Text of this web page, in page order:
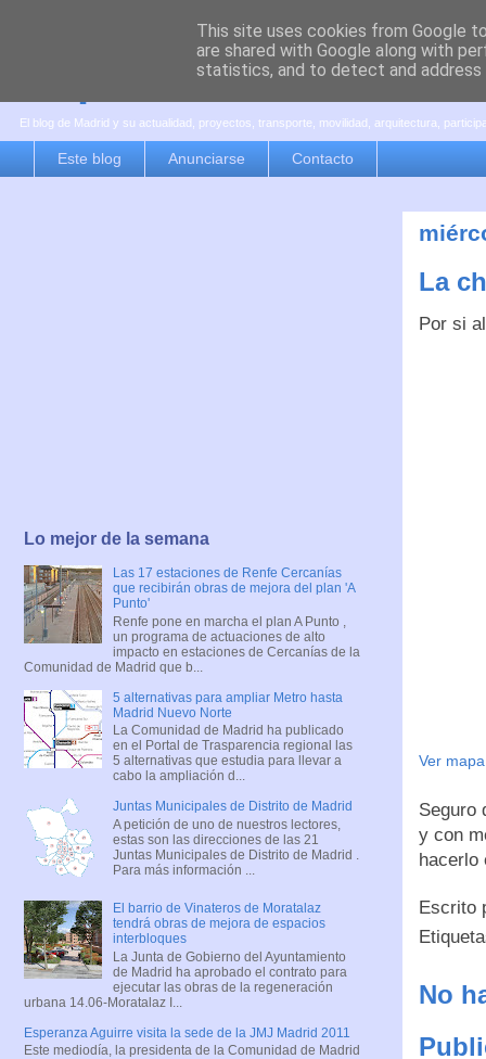
es por madrid
El blog de Madrid y su actualidad, proyectos, transporte, movilidad, arquitectura,
Este blog Anunciarse Contacto
La
Por si
Ver
Seguro
y con
hacerlo
Escrito
No
Lo mejor de la semana
Las 17 estaciones de Renfe Cercanías
que recibirán obras de mejora del plan 'A
Punto'
Renfe pone en marcha el plan A Punto ,
un programa de actuaciones de alto
impacto en estaciones de Cercanías de la
Comunidad de Madrid que b...
5 alternativas para ampliar Metro hasta
Madrid Nuevo Norte
La Comunidad de Madrid ha publicado
en el Portal de Trasparencia regional las
5 alternativas que estudia para llevar a
cabo la ampliación d...
Juntas Municipales de Distrito de Madrid
A petición de uno de nuestros lectores,
estas son las direcciones de las 21
Juntas Municipales de Distrito de Madrid .
Para más información ...
El barrio de Vinateros de Moratalaz
tendrá obras de mejora de espacios
interbloques
La Junta de Gobierno del Ayuntamiento
de Madrid ha aprobado el contrato para
ejecutar las obras de la regeneración
urbana 14.06-Moratalaz I...
Esperanza Aguirre visita la sede de la JMJ Madrid 2011
Este mediodía, la presidenta de la Comunidad de Madrid
This site uses cookies from Google
are shared with Google along with
statistics, and to detect and address